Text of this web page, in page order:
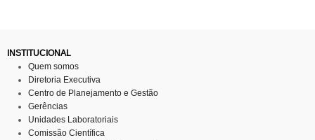
INSTITUCIONAL
Quem somos
Diretoria Executiva
Centro de Planejamento e Gestão
Gerências
Unidades Laboratoriais
Comissão Científica